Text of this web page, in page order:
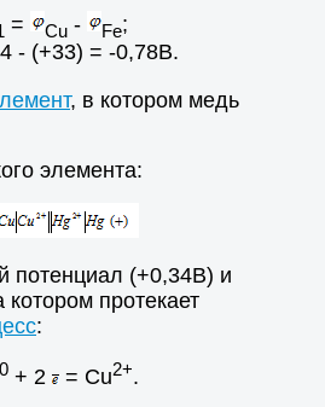
= Cu - Fe;
- (+33) = -0,78B.
, в котором медь
элемента:
потенциал (+0,34В) и
протекает
:
0+ 2 = Cu2+.